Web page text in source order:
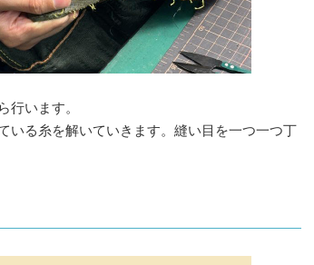
行います。
いる糸を解いていきます。縫い目を一つ一つ丁